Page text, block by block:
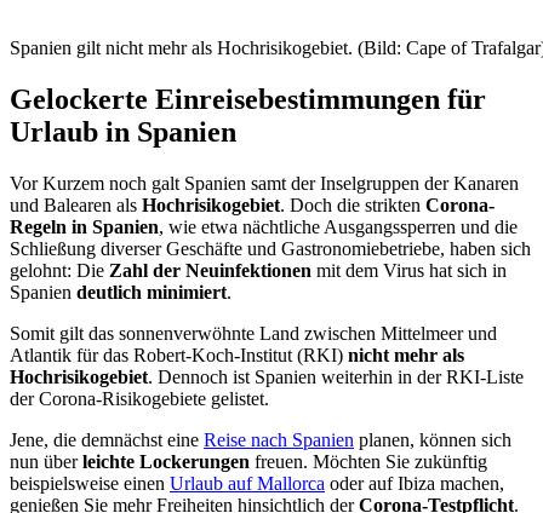
Spanien gilt nicht mehr als Hochrisikogebiet. (Bild: Cape of
Gelockerte Einreisebestimmungen für
Urlaub in Spanien
Vor Kurzem noch galt Spanien samt der Inselgruppen der Kanaren
und Balearen als Hochrisikogebiet. Doch die strikten Corona-
Regeln in Spanien, wie etwa nächtliche Ausgangssperren und die
Schließung diverser Geschäfte und Gastronomiebetriebe, haben sich
gelohnt: Die Zahl der Neuinfektionen mit dem Virus hat sich in
Spanien deutlich minimiert.
Somit gilt das sonnenverwöhnte Land zwischen Mittelmeer und
Atlantik für das Robert-Koch-Institut (RKI) nicht mehr als
Hochrisikogebiet. Dennoch ist Spanien weiterhin in der RKI-Liste
der Corona-Risikogebiete gelistet.
Jene, die demnächst eine Reise nach Spanien planen, können sich
nun überleichte Lockerungen freuen. Möchten Sie zukünftig
beispielsweise einen Urlaub auf Mallorca oder auf Ibiza machen,
genießen Sie mehr Freiheiten hinsichtlich derCorona-Testpflicht.